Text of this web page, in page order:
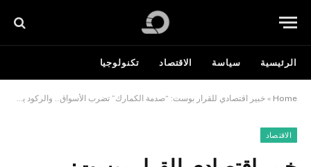
الرئيسية سياسة الاقتصاد تكنولوجيا
Home
» خبير اقتصادي للقرار بوست: “صدمة الكمارك” تضرب الأسواق.. والركود يهدد بابتلاع “القدرة الشرائية”
الاقتصاد